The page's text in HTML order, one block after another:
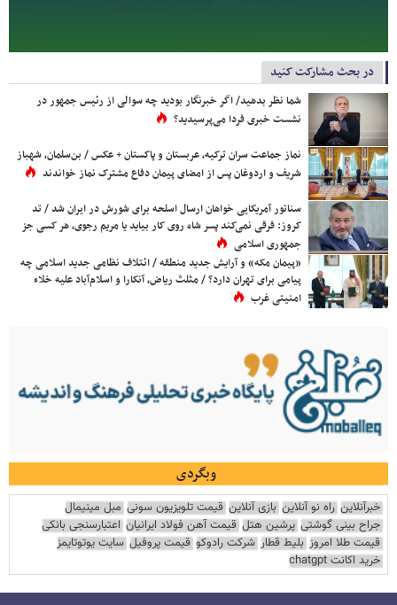
در بحث مشارکت کنید
شما نظر بدهید/ اگر خبرنگار بودید چه سوالی از رئیس جمهور در
نشست خبری فردا می‌پرسیدید؟
نماز جماعت سران ترکیه، عربستان و پاکستان + عکس / بن‌سلمان، شهباز
شریف و اردوغان پس از امضای پیمان دفاع مشترک نماز خواندند
سناتور آمریکایی خواهان ارسال اسلحه برای شورش در ایران شد / تد
کروز: فرقی نمی‌کند پسر شاه روی کار بیاید یا مریم رجوی، هر کسی جز
جمهوری اسلامی
«پیمان مکه» و آرایش جدید منطقه / ائتلاف نظامی جدید اسلامی چه
پیامی برای تهران دارد؟ / مثلث ریاض، آنکارا و اسلام‌آباد علیه خلاء
امنیتی غرب
وبگردی
خبرآنلاین راه نو آنلاین بازی آنلاین قیمت تلویزیون سونی مبل مینیمال
جراح بینی گوشتی پرشین هتل قیمت آهن فولاد ایرانیان اعتبارسنجی بانکی
قیمت طلا امروز بلیط قطار شرکت رادوکو قیمت پروفیل سایت یوتوتایمز
خرید اکانت chatgpt